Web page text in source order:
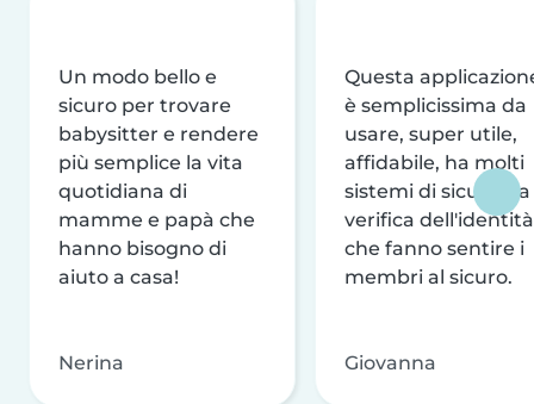
Un modo bello e
sicuro per trovare
babysitter e rendere
più semplice la vita
quotidiana di
mamme e papà che
hanno bisogno di
aiuto a casa!
Nerina
Questa
è semplicissima da
usare, super utile,
affidabile, ha molti
sistemi di sicurezza
verifica dell'identità
che fanno sentire i
membri al sicuro.
Giovanna